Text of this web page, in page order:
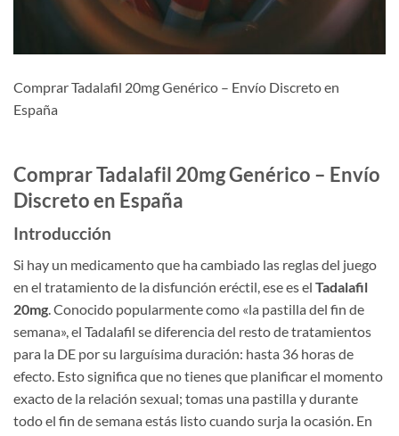
Comprar Tadalafil 20mg Genérico – Envío Discreto en
España
Comprar Tadalafil 20mg Genérico – Envío
Discreto en España
Introducción
Si hay un medicamento que ha cambiado las reglas del juego
en el tratamiento de la disfunción eréctil, ese es el Tadalafil
20mg . Conocido popularmente como «la pastilla del fin de
semana», el Tadalafil se diferencia del resto de tratamientos
para la DE por su larguísima duración: hasta 36 horas de
efecto. Esto significa que no tienes que planificar el momento
exacto de la relación sexual; tomas una pastilla y durante
todo el fin de semana estás listo cuando surja la ocasión. En